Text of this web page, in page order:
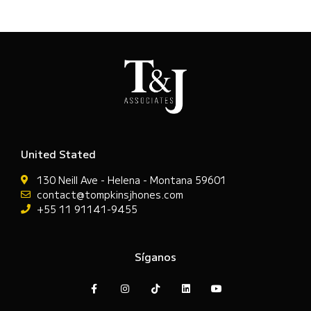
United Stated
130 Neill Ave - Helena - Montana 59601
contact@tompkinsjhones.com
+55 11 91141-9455
Síganos